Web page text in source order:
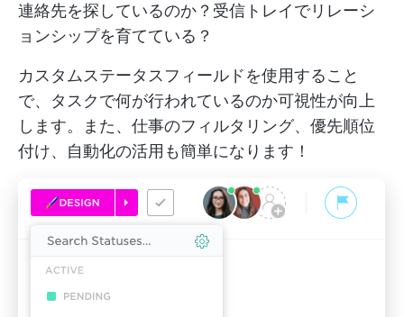
連絡先を探しているのか？受信トレイでリレーシ
ョンシップを育てている？
カスタムステータスフィールドを使用すること
で、タスクで何が行われているのか可視性が向上
します。また、仕事のフィルタリング、優先順位
付け、自動化の活用も簡単になります！